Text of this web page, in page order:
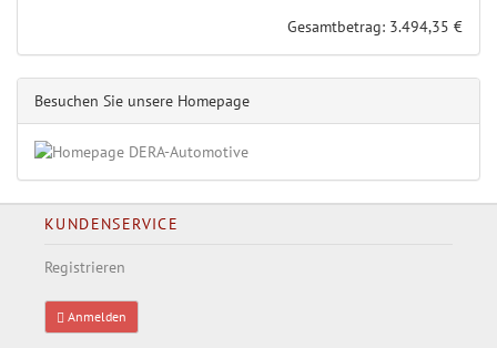
Gesamtbetrag: 3.494,35 €
Besuchen Sie unsere Homepage
KUNDENSERVICE
Registrieren
Anmelden